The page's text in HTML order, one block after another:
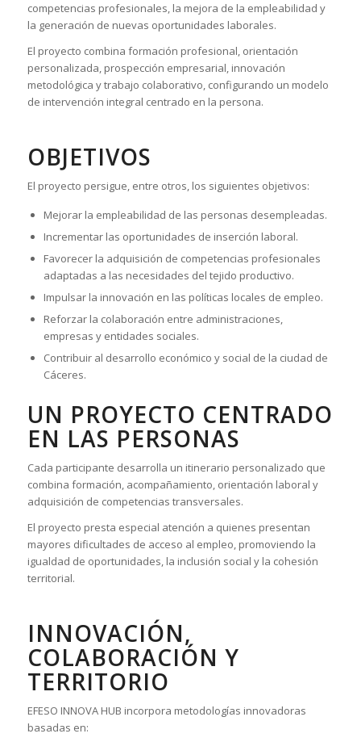
competencias profesionales, la mejora de la empleabilidad y
la generación de nuevas oportunidades laborales.
El proyecto combina formación profesional, orientación
personalizada, prospección empresarial, innovación
metodológica y trabajo colaborativo, configurando un modelo
de intervención integral centrado en la persona.
OBJETIVOS
El proyecto persigue, entre otros, los siguientes objetivos:
Mejorar la empleabilidad de las personas desempleadas.
Incrementar las oportunidades de inserción laboral.
Favorecer la adquisición de competencias profesionales
adaptadas a las necesidades del tejido productivo.
Impulsar la innovación en las políticas locales de empleo.
Reforzar la colaboración entre administraciones,
empresas y entidades sociales.
Contribuir al desarrollo económico y social de la ciudad de
Cáceres.
UN PROYECTO CENTRADO
EN LAS PERSONAS
Cada participante desarrolla un itinerario personalizado que
combina formación, acompañamiento, orientación laboral y
adquisición de competencias transversales.
El proyecto presta especial atención a quienes presentan
mayores dificultades de acceso al empleo, promoviendo la
igualdad de oportunidades, la inclusión social y la cohesión
territorial.
INNOVACIÓN,
COLABORACIÓN Y
TERRITORIO
EFESO INNOVA HUB incorpora metodologías innovadoras
basadas en: